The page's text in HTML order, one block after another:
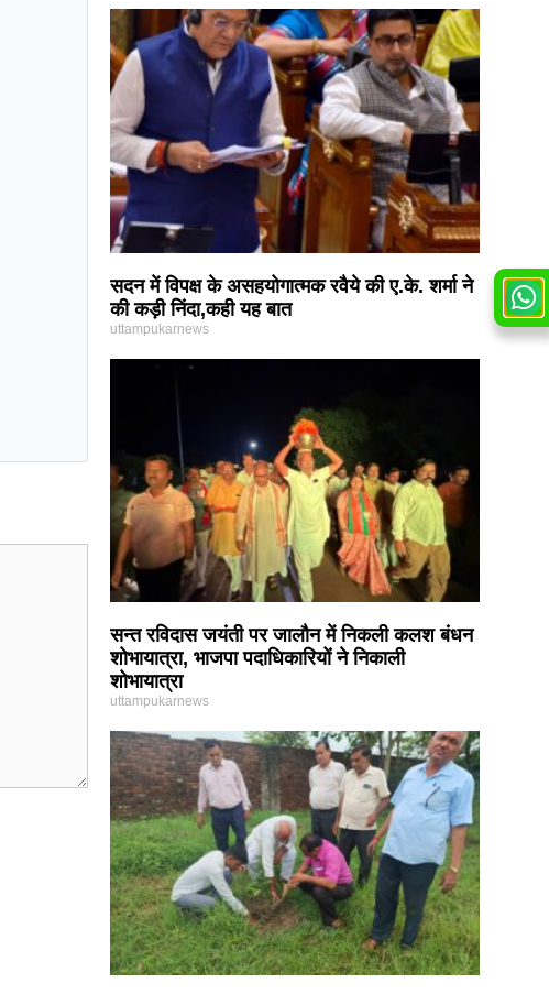
सदन में विपक्ष के असहयोगात्मक रवैये की ए.के. शर्मा ने
की कड़ी निंदा,कही यह बात
uttampukarnews
सन्त रविदास जयंती पर जालौन में निकली कलश बंधन
शोभायात्रा, भाजपा पदाधिकारियों ने निकाली
शोभायात्रा
uttampukarnews